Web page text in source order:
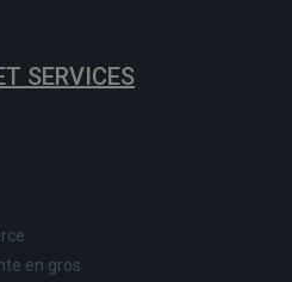
SERVICES
en gros